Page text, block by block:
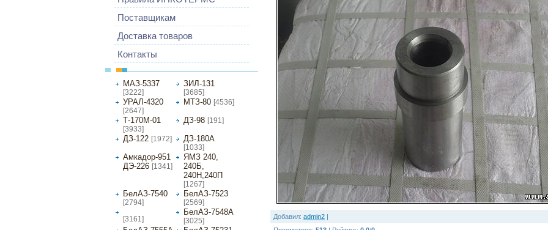
Поставщикам
Доставка товаров
Контакты
МАЗ-5337
[3222]
ЗИЛ-131
[3685]
УРАЛ-4320
[2647]
МТЗ-80 [4536]
Т-170М-01
[3933]
ДЗ-98 [191]
ДЗ-122 [1972] ДЗ-180А
[1033]
Амкадор-951
ДЭ-226 [1341]
ЯМЗ 240,
240Б,
240Н,240П
[1267]
БелАЗ-7540
[2794]
БелАЗ-7523
[2569]
[3161]
БелАЗ-7548А
[3025] Добавил: admin2